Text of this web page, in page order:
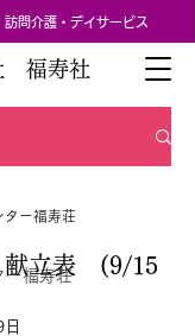
問介護・デイサービス
福寿社
ー福寿荘
献立表 (9/15
ター福寿荘